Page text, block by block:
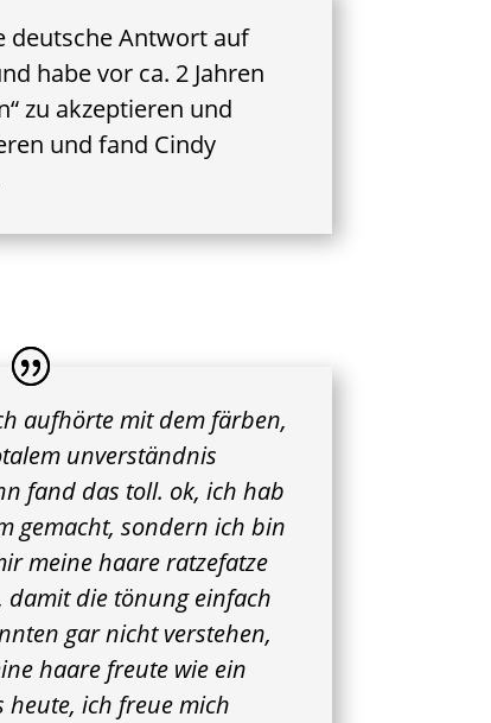
deutsche Antwort auf
habe vor ca. 2 Jahren
zu akzeptieren und
und fand Cindy
aufhörte mit dem färben,
unverständnis
fand das toll. ok, ich hab
gemacht, sondern ich bin
meine haare ratzefatze
damit die tönung einfach
gar nicht verstehen,
haare freute wie ein
ich freue mich